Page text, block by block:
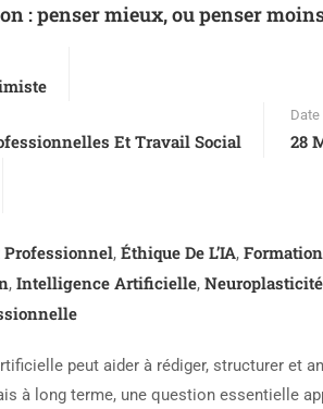
: penser mieux, ou penser
Et Travail Social
Date
28
, Éthique De L’IA,
, Intelligence Artificielle, Neuroplasticité
peut aider à rédiger, structurer et
à long terme, une question essentielle